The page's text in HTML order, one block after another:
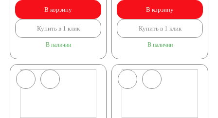
В корзину
Купить в 1 клик
В наличии
В корзину
Купить в 1 клик
В наличии